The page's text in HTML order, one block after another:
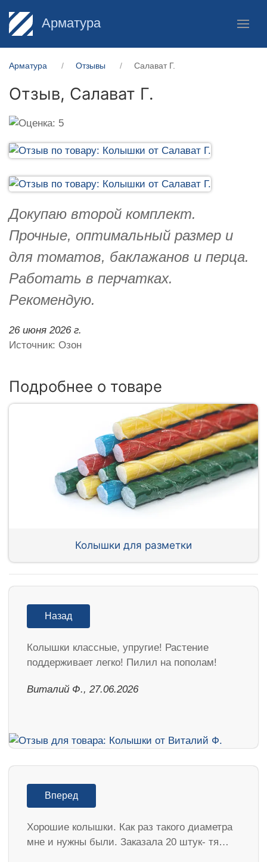
Арматура
Арматура Отзывы Салават Г.
Отзыв, Салават Г.
Докупаю второй комплект.
Прочные, оптимальный размер и
для томатов, баклажанов и перца.
Работать в перчатках.
Рекомендую.
26 июня 2026 г.
Источник: Озон
Подробнее о товаре
Колышки для разметки
Назад
Колышки классные, упругие! Растение
поддерживает легко! Пилил на пополам!
Виталий Ф., 27.06.2026
Вперед
Хорошие колышки. Как раз такого диаметра
мне и нужны были. Заказала 20 штук- тя…